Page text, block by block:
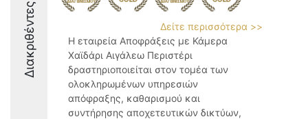
Διακριθέντες
Δείτε περισσότερα >>
Η εταιρεία Αποφράξεις με Κάμερα
Χαϊδάρι Αιγάλεω Περιστέρι
δραστηριοποιείται στον τομέα των
ολοκληρωμένων υπηρεσιών
απόφραξης, καθαρισμού και
συντήρησης αποχετευτικών δικτύων,